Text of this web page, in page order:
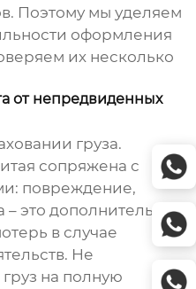
Поэтому мы уделяем
оформления
их несколько
от непредвиденных
груза.
сопряжена с
повреждение,
– это дополнительная
в случае
Не
груз на полную